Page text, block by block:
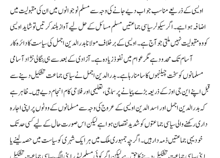
اویسی کے ذریعے مناسب جواب دیے جانے کی وجہ سے مسلم نوجوانوں میں ان کی مقبولیت میں
اضافہ ہوا ہے۔ اگر سیکولر سیاسی جماعتیں مسلم مسائل کے حل لیے آواز بلند کرتیں تو شاید اویسی
کو وہ مقبولیت نہیں ملتی جو آج ہے۔ اویسی کے برخلاف مولانا بدرالدین اجمل کی سیاست کا دائرہ کار
آسام تک محدود ہے مگر عوام میں نفوذ زیادہ ہے۔ آزادی کے بعد سے ہی بنگالی نژاد آسامی
مسلمانوں کو سخت چیلنجوں کا سامنا رہا ہے۔ بدرالدین اجمل نے سیاسی جماعت تشکیل دینے سے
قبل اپنے این جی اوز کے ذریعہ بڑے پیمانے پر سماجی، تعلیمی اور فلاحی کام انجام دیے ہیں۔ ظاہر ہے
کہ بدرالدین اجمل اور اسدالدین اویسی کے عروج کی وجہ سے مسلمانوں کے ووٹوں پر اپنی اجارہ
داری رکھنے والی سیاسی جماعتوں کو شدید نقصان ہوا ہے لیکن اس صورت حال کے لیے کسی حد تک
خود یہی جماعتیں ذمہ دار ہیں۔ اگرچہ جمہوری ملک میں ہر ایک شہری کو سیاست میں حصہ لینے یا